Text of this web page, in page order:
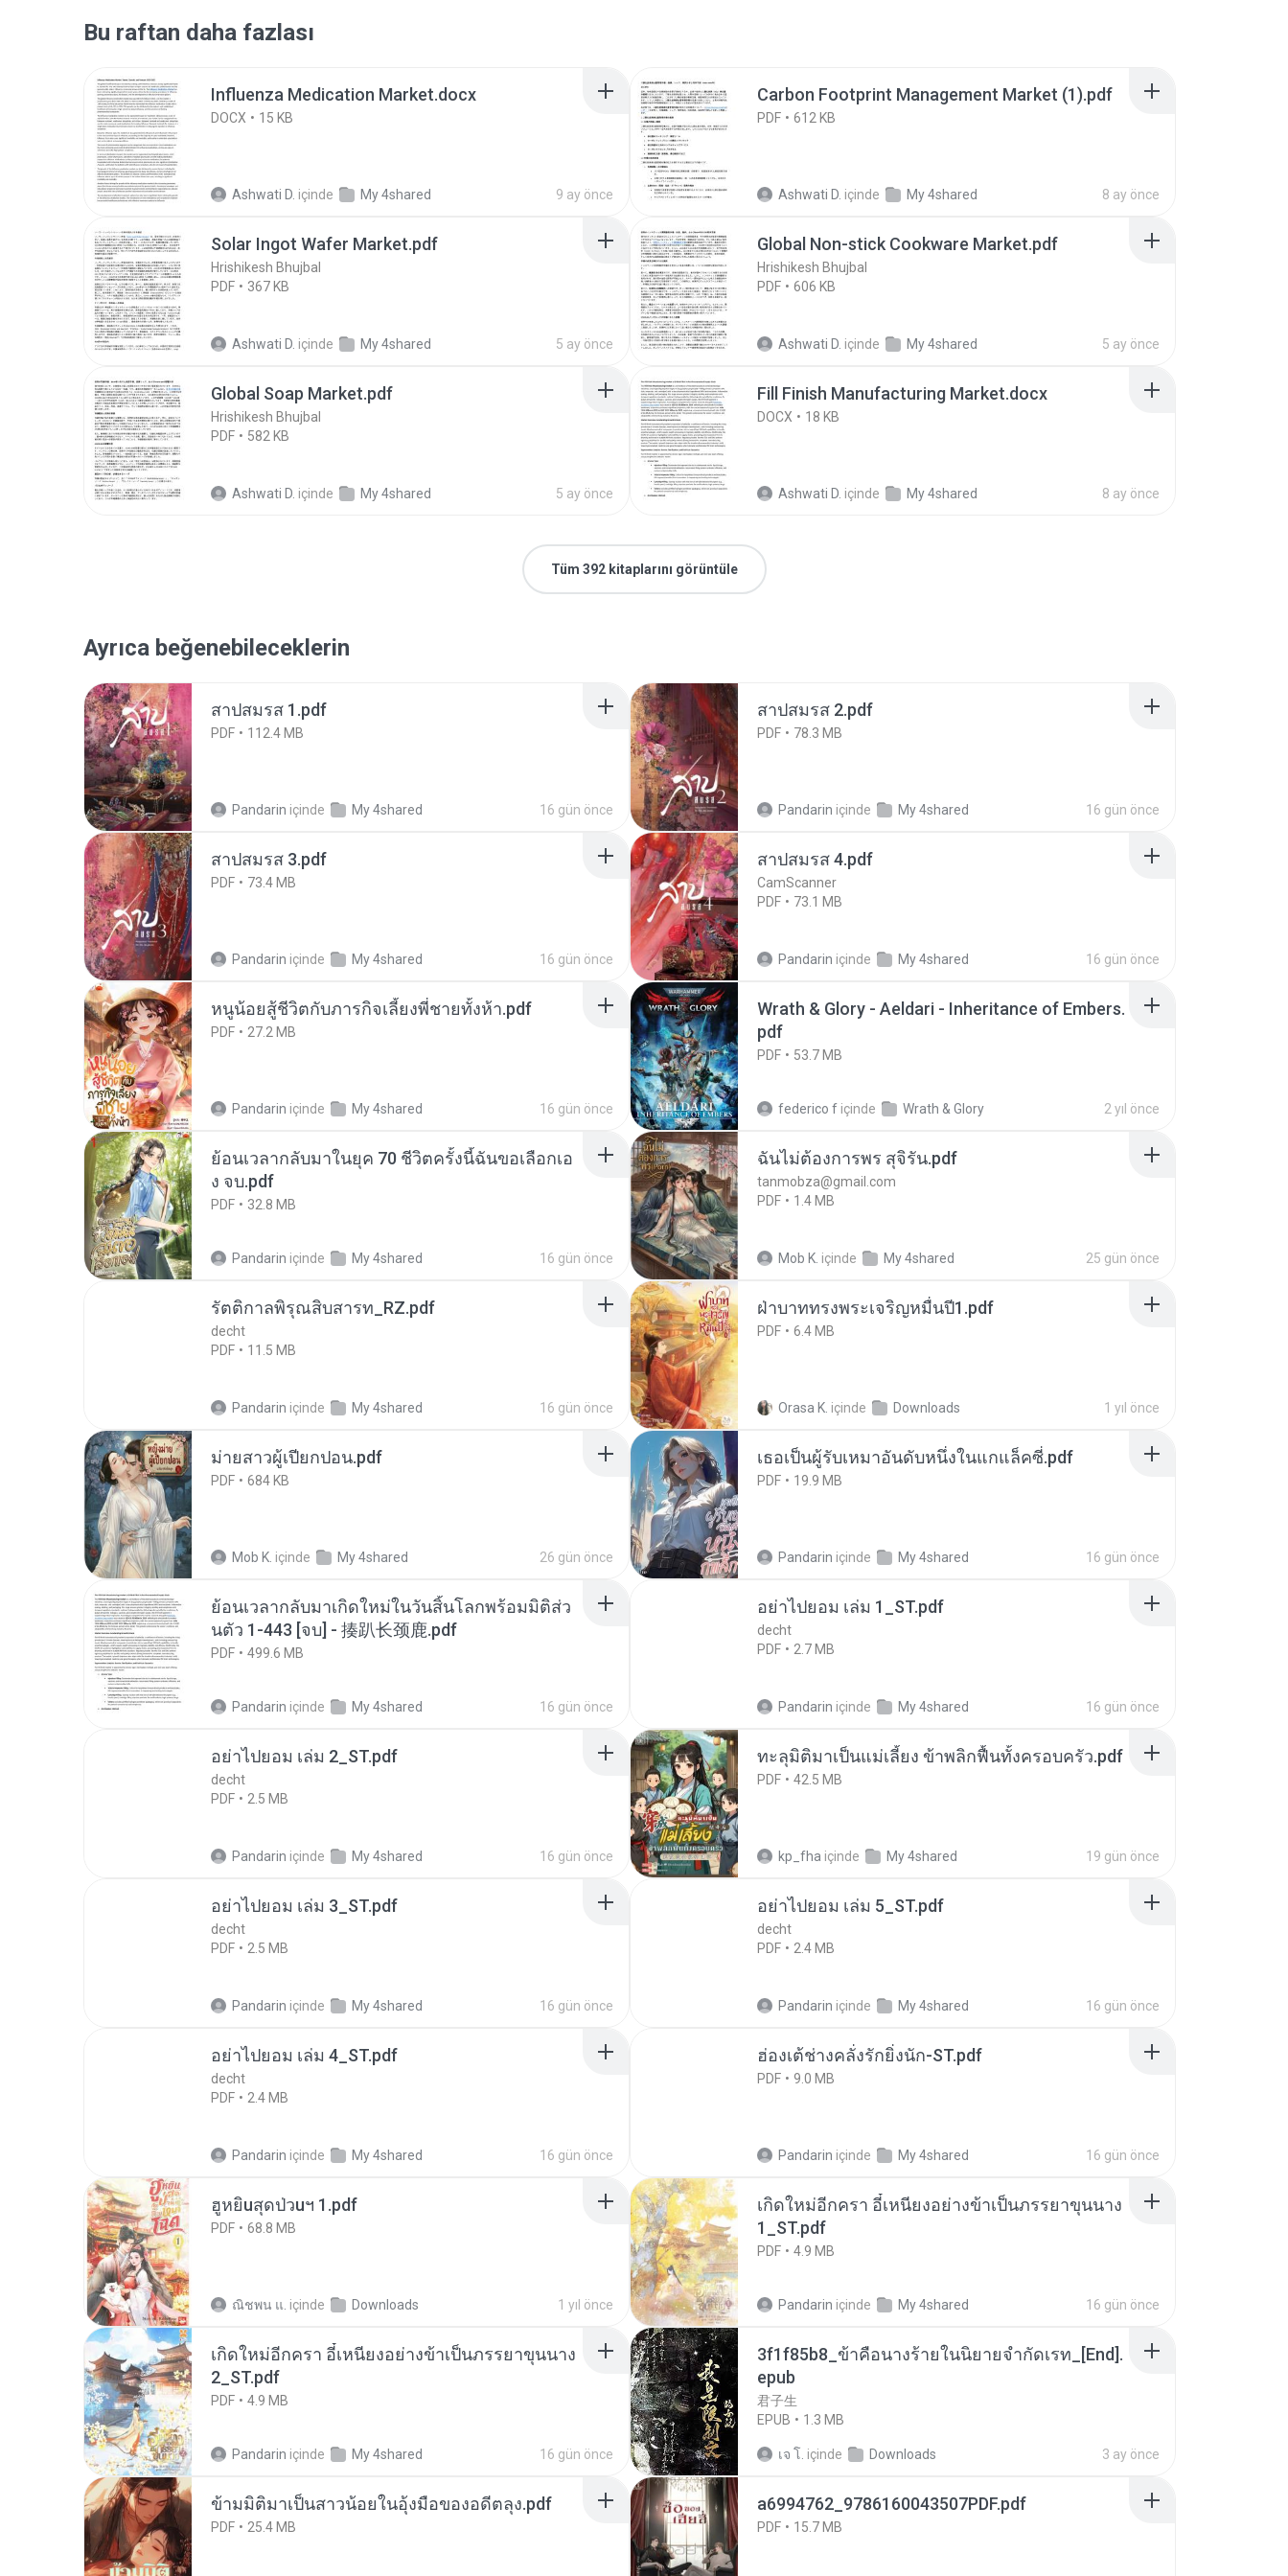
Bu raftan daha fazlası
Influenza Medication Market.docx
DOCX 15 KB
Ashwati D. içinde My 4shared 9 ay önce
Carbon Footprint Management Market (1).pdf
PDF 612 KB
Ashwati D. içinde My 4shared 8 ay önce
Solar Ingot Wafer Market.pdf
Hrishikesh Bhujbal
PDF
367 KB
Ashwati D. içinde My 4shared 5 ay önce
Global Non-stick Cookware Market.pdf
Hrishikesh Bhujbal
PDF
606 KB
Ashwati D. içinde My 4shared 5 ay önce
Global Soap Market.pdf
Hrishikesh Bhujbal
PDF
582 KB
Ashwati D. içinde My 4shared 5 ay önce
Fill Finish Manufacturing Market.docx
DOCX 18 KB
Ashwati D. içinde My 4shared 8 ay önce
Tüm 392 kitaplarını görüntüle
Ayrıca beğenebileceklerin
สาปสมรส 1.pdf
PDF 112.4 MB
Pandarin içinde My 4shared 16 gün önce
สาปสมรส 2.pdf
PDF 78.3 MB
Pandarin içinde My 4shared 16 gün önce
สาปสมรส 3.pdf
PDF 73.4 MB
Pandarin içinde My 4shared 16 gün önce
สาปสมรส 4.pdf
CamScanner
PDF
73.1 MB
Pandarin içinde My 4shared 16 gün önce
หนูน้อยสู้ชีวิตกับภารกิจเลี้ยงพี่ชายทั้งห้า.pdf
PDF 27.2 MB
Pandarin içinde My 4shared 16 gün önce
Wrath & Glory - Aeldari - Inheritance of Embers.
pdf
PDF 53.7 MB
federico f içinde Wrath & Glory 2 yıl önce
ย้อนเวลากลับมาในยุค 70 ชีวิตครั้งนี้ฉันขอเลือกเอ
ง จบ.pdf
PDF 32.8 MB
Pandarin içinde My 4shared 16 gün önce
ฉันไม่ต้องการพร สุจิรัน.pdf
tanmobza@gmail.com
PDF
1.4 MB
Mob K. içinde My 4shared 25 gün önce
รัตติกาลพิรุณสิบสารท_RZ.pdf
decht
PDF
11.5 MB
Pandarin içinde My 4shared 16 gün önce
ฝ่าบาททรงพระเจริญหมื่นปี1.pdf
PDF 6.4 MB
Orasa K. içinde Downloads 1 yıl önce
ม่ายสาวผู้เปียกปอน.pdf
PDF 684 KB
Mob K. içinde My 4shared 26 gün önce
เธอเป็นผู้รับเหมาอันดับหนึ่งในแกแล็คซี่.pdf
PDF 19.9 MB
Pandarin içinde My 4shared 16 gün önce
ย้อนเวลากลับมาเกิดใหม่ในวันสิ้นโลกพร้อมมิติส่ว
นตัว 1-443 [จบ] - 揍趴长颈鹿.pdf
PDF 499.6 MB
Pandarin içinde My 4shared 16 gün önce
อย่าไปยอม เล่ม 1_ST.pdf
decht
PDF
2.7 MB
Pandarin içinde My 4shared 16 gün önce
อย่าไปยอม เล่ม 2_ST.pdf
decht
PDF
2.5 MB
Pandarin içinde My 4shared 16 gün önce
ทะลุมิติมาเป็นแม่เลี้ยง ข้าพลิกฟื้นทั้งครอบครัว.pdf
PDF 42.5 MB
kp_fha içinde My 4shared 19 gün önce
อย่าไปยอม เล่ม 3_ST.pdf
decht
PDF
2.5 MB
Pandarin içinde My 4shared 16 gün önce
อย่าไปยอม เล่ม 5_ST.pdf
decht
PDF
2.4 MB
Pandarin içinde My 4shared 16 gün önce
อย่าไปยอม เล่ม 4_ST.pdf
decht
PDF
2.4 MB
Pandarin içinde My 4shared 16 gün önce
ฮ่องเต้ช่างคลั่งรักยิ่งนัก-ST.pdf
PDF 9.0 MB
Pandarin içinde My 4shared 16 gün önce
ฮูหยิuสุดป่วuฯ 1.pdf
PDF 68.8 MB
ณิชพน แ. içinde Downloads 1 yıl önce
เกิดใหม่อีกครา อี๋เหนียงอย่างข้าเป็นภรรยาขุนนาง
1_ST.pdf
PDF 4.9 MB
Pandarin içinde My 4shared 16 gün önce
เกิดใหม่อีกครา อี๋เหนียงอย่างข้าเป็นภรรยาขุนนาง
2_ST.pdf
PDF 4.9 MB
Pandarin içinde My 4shared 16 gün önce
3f1f85b8_ข้าคือนางร้ายในนิยายจำกัดเรท_[End].
epub
君子生
EPUB
1.3 MB
เจ โ. içinde Downloads 3 ay önce
ข้ามมิติมาเป็นสาวน้อยในอุ้งมือของอดีตลุง.pdf
PDF 25.4 MB
a6994762_9786160043507PDF.pdf
PDF 15.7 MB